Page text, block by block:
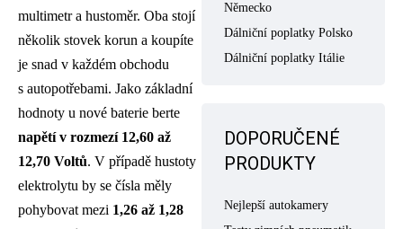
multimetr a hustoměr. Oba stojí
několik stovek korun a koupíte
je snad v každém obchodu
s autopotřebami. Jako základní
hodnoty u nové baterie berte
napětí v rozmezí 12,60 až
12,70 Voltů. V případě hustoty
elektrolytu by se čísla měly
pohybovat mezi 1,26 až 1,28
Německo
Dálniční poplatky Polsko
Dálniční poplatky Itálie
DOPORUČENÉ
PRODUKTY
Nejlepší autokamery